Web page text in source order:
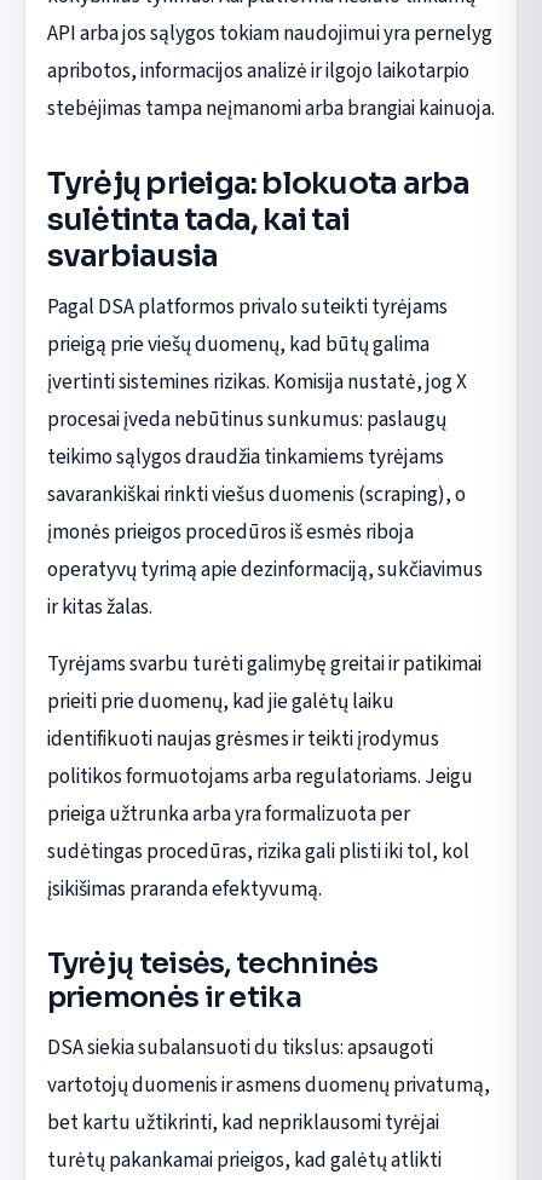
API arba jos sąlygos tokiam naudojimui yra pernelyg
apribotos, informacijos analizė ir ilgojo laikotarpio
stebėjimas tampa neįmanomi arba brangiai kainuoja.
Tyrėjų prieiga: blokuota arba
sulėtinta tada, kai tai
svarbiausia
Pagal DSA platformos privalo suteikti tyrėjams
prieigą prie viešų duomenų, kad būtų galima
įvertinti sistemines rizikas. Komisija nustatė, jog X
procesai įveda nebūtinus sunkumus: paslaugų
teikimo sąlygos draudžia tinkamiems tyrėjams
savarankiškai rinkti viešus duomenis (scraping), o
įmonės prieigos procedūros iš esmės riboja
operatyvų tyrimą apie dezinformaciją, sukčiavimus
ir kitas žalas.
Tyrėjams svarbu turėti galimybę greitai ir patikimai
prieiti prie duomenų, kad jie galėtų laiku
identifikuoti naujas grėsmes ir teikti įrodymus
politikos formuotojams arba regulatoriams. Jeigu
prieiga užtrunka arba yra formalizuota per
sudėtingas procedūras, rizika gali plisti iki tol, kol
įsikišimas praranda efektyvumą.
Tyrėjų teisės, techninės
priemonės ir etika
DSA siekia subalansuoti du tikslus: apsaugoti
vartotojų duomenis ir asmens duomenų privatumą,
bet kartu užtikrinti, kad nepriklausomi tyrėjai
turėtų pakankamai prieigos, kad galėtų atlikti